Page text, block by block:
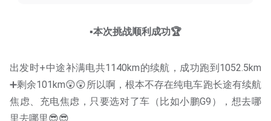
▪️本次挑战顺利成功🏆
出发时+中途补满电共1140km的续航，成功跑到1052.5km
➕剩余101km😲😲所以啊，根本不存在纯电车跑长途有续航
焦虑、充电焦虑，只要选对了车（比如小鹏G9），想去哪
里去哪里😎😎